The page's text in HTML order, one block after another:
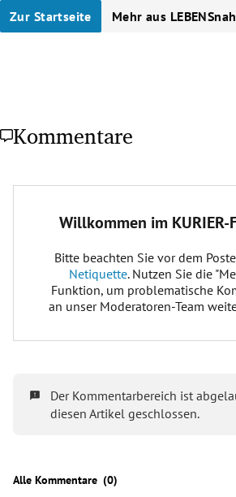
Zur Startseite Mehr aus LEBENSnah
Kommentare